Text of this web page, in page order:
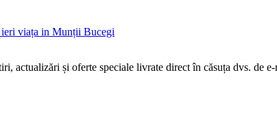
viața in Munții Bucegi
actualizări și oferte speciale livrate direct în căsuța dvs. de